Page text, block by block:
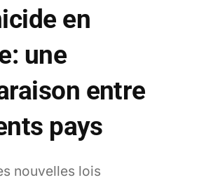
en
une
entre
pays
nouvelles lois